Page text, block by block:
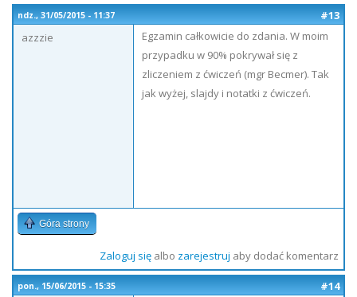
ndz., 31/05/2015 - 11:37
#13
azzzie
Egzamin całkowicie do zdania. W moim
przypadku w 90% pokrywał się z
zliczeniem z ćwiczeń (mgr Becmer). Tak
jak wyżej, slajdy i notatki z ćwiczeń.
Góra strony
Zaloguj sięalbo zarejestruj aby dodać komentarz
pon., 15/06/2015 - 15:35
#14